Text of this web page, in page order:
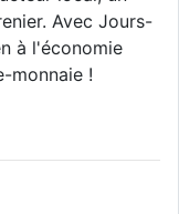
Avec Jours-
à l'économie
monnaie !